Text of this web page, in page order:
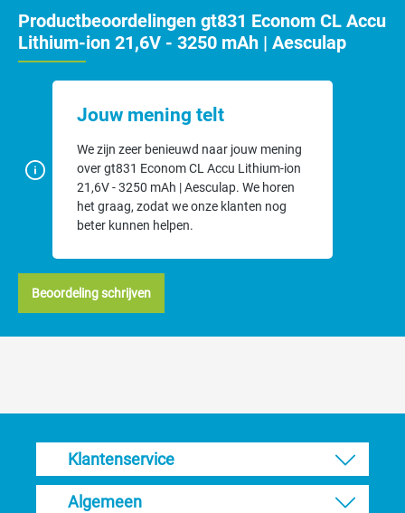
Na circa 10x opladen is de accu pas op volledige sterkte.
Haal de accu niet halverwege uit het laadproces, dit verkort
de levensduur van de accu.
Sla de accu nooit op als deze geheel leeg of vol is. Dit
Voor het opslaan van de accu dient de accu voor 40-50%
geladen te zijn (2-3 leds)
Roestige, vuile of botte messen zorgen voor een te zware
belasting van de accu, hierdoor is deze zeer snel leeg.
Productbeoordelingen gt831 Econom CL Accu
Lithium-ion 21,6V - 3250 mAh | Aesculap
Jouw mening telt
We zijn zeer benieuwd naar jouw mening
over gt831 Econom CL Accu Lithium-ion
21,6V - 3250 mAh | Aesculap. We horen
het graag, zodat we onze klanten nog
beter kunnen helpen.
Beoordeling schrijven
Klantenservice
Algemeen